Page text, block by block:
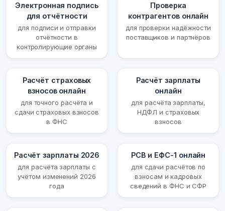
Электронная подпись
для отчётности
для подписи и отправки
отчётности в
контролирующие органы
Проверка
контрагентов онлайн
для проверки надёжности
поставщиков и партнёров
Расчёт страховых
взносов онлайн
для точного расчёта и
сдачи страховых взносов
в ФНС
Расчёт зарплаты
онлайн
для расчёта зарплаты,
НДФЛ и страховых
взносов
Расчёт зарплаты 2026
для расчёта зарплаты с
учётом изменений 2026
года
РСВ и ЕФС-1 онлайн
для сдачи расчётов по
взносам и кадровых
сведений в ФНС и СФР